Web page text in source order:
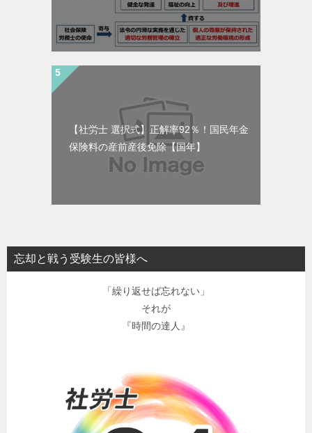
【社労士 選択式】正解率92％！国民年金
保険料の産前産後免除【国年】
忘却と戦う受験生の皆様へ
「繰り返せば忘れない」
それが
『時間の達人』